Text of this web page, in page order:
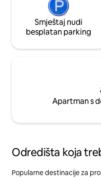
Smještaj nudi
besplatan parking
Apartman s
Odredišta koja
Popularne destinacije za